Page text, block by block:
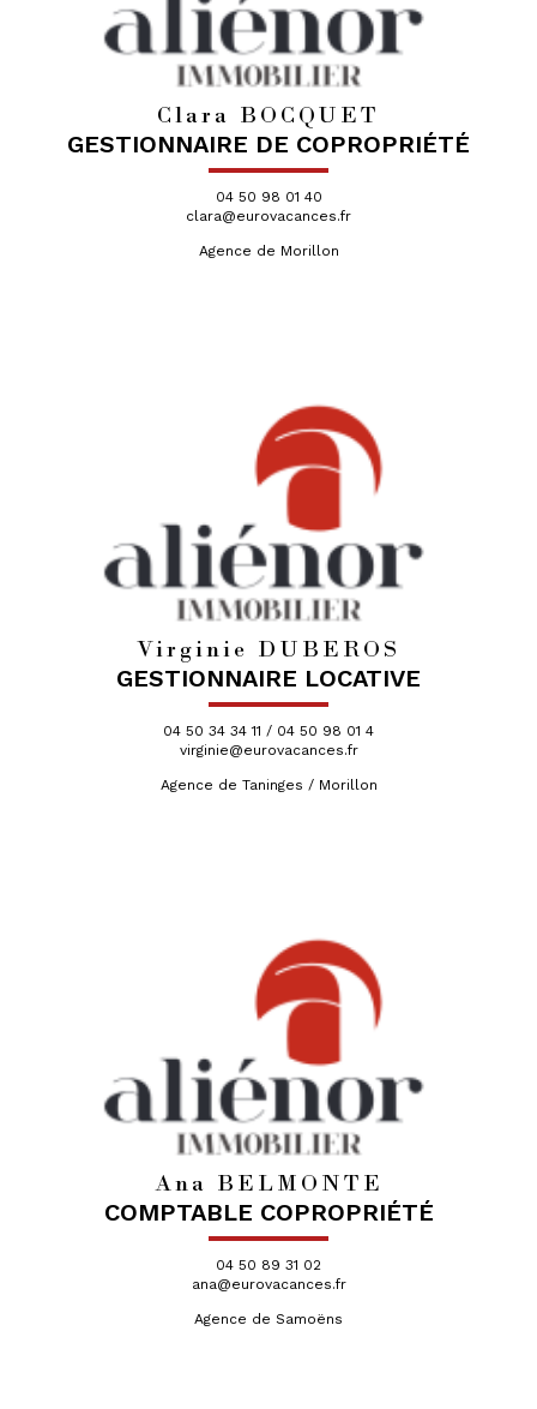
Clara BOCQUET
GESTIONNAIRE DE COPROPRIÉTÉ
04 50 98 01 40
clara@eurovacances.fr
Agence de Morillon
Virginie DUBEROS
GESTIONNAIRE LOCATIVE
04 50 34 34 11 / 04 50 98 01 4
virginie@eurovacances.fr
Agence de Taninges / Morillon
Ana BELMONTE
COMPTABLE COPROPRIÉTÉ
04 50 89 31 02
ana@eurovacances.fr
Agence de Samoëns